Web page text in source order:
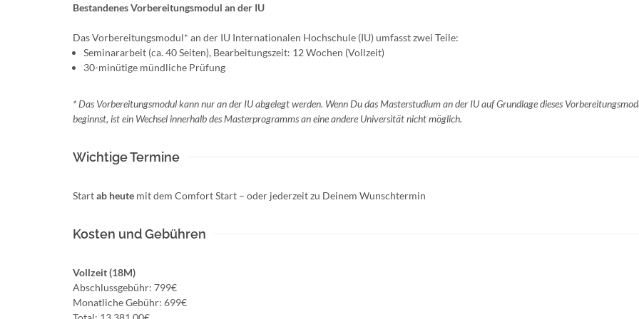
Bestandenes Vorbereitungsmodul an der IU
Das Vorbereitungsmodul* an der IU Internationalen Hochschule (IU) umfasst zwei Teile:
Seminararbeit (ca. 40 Seiten), Bearbeitungszeit: 12 Wochen (Vollzeit)
30-minütige mündliche Prüfung
* Das Vorbereitungsmodul kann nur an der IU abgelegt werden. Wenn Du das Masterstudium an der IU auf Grundlage dieses
beginnst, ist ein Wechsel innerhalb des Masterprogramms an eine andere Universität nicht möglich.
Wichtige Termine
Startab heute mit dem Comfort Start – oder jederzeit zu Deinem Wunschtermin
Kosten und Gebühren
Vollzeit (18M)
Abschlussgebühr: 799€
Monatliche Gebühr: 699€